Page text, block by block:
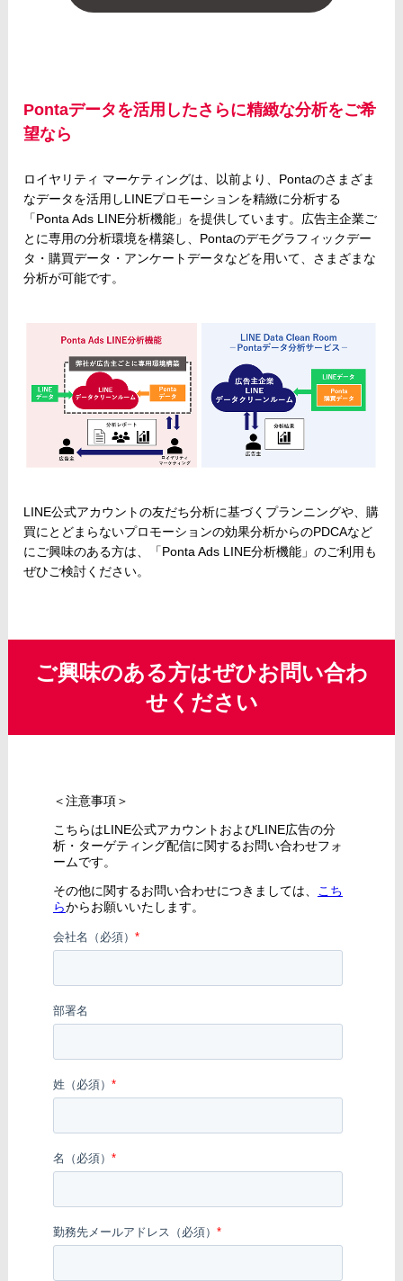
Pontaデータを活用したさらに精緻な分析をご希
望なら
ロイヤリティ マーケティングは、以前より、Pontaのさまざま
なデータを活用しLINEプロモーションを精緻に分析する
「Ponta Ads LINE分析機能」を提供しています。広告主企業ご
とに専用の分析環境を構築し、Pontaのデモグラフィックデー
タ・購買データ・アンケートデータなどを用いて、さまざまな
分析が可能です。
LINE公式アカウントの友だち分析に基づくプランニングや、購
買にとどまらないプロモーションの効果分析からのPDCAなど
にご興味のある方は、「Ponta Ads LINE分析機能」のご利用も
ぜひご検討ください。
ご興味のある方はぜひお問い合わ
せください